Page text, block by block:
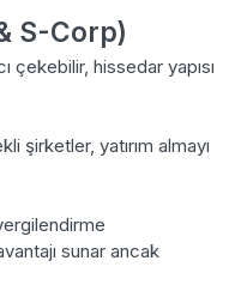
S-Corp)
çekebilir, hissedar yapısı
şirketler, yatırım almayı
sunar ancak